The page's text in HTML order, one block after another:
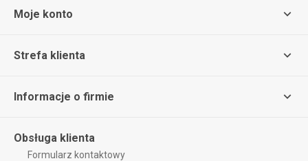
Moje konto
Strefa klienta
Informacje o firmie
Obsługa klienta
Formularz kontaktowy